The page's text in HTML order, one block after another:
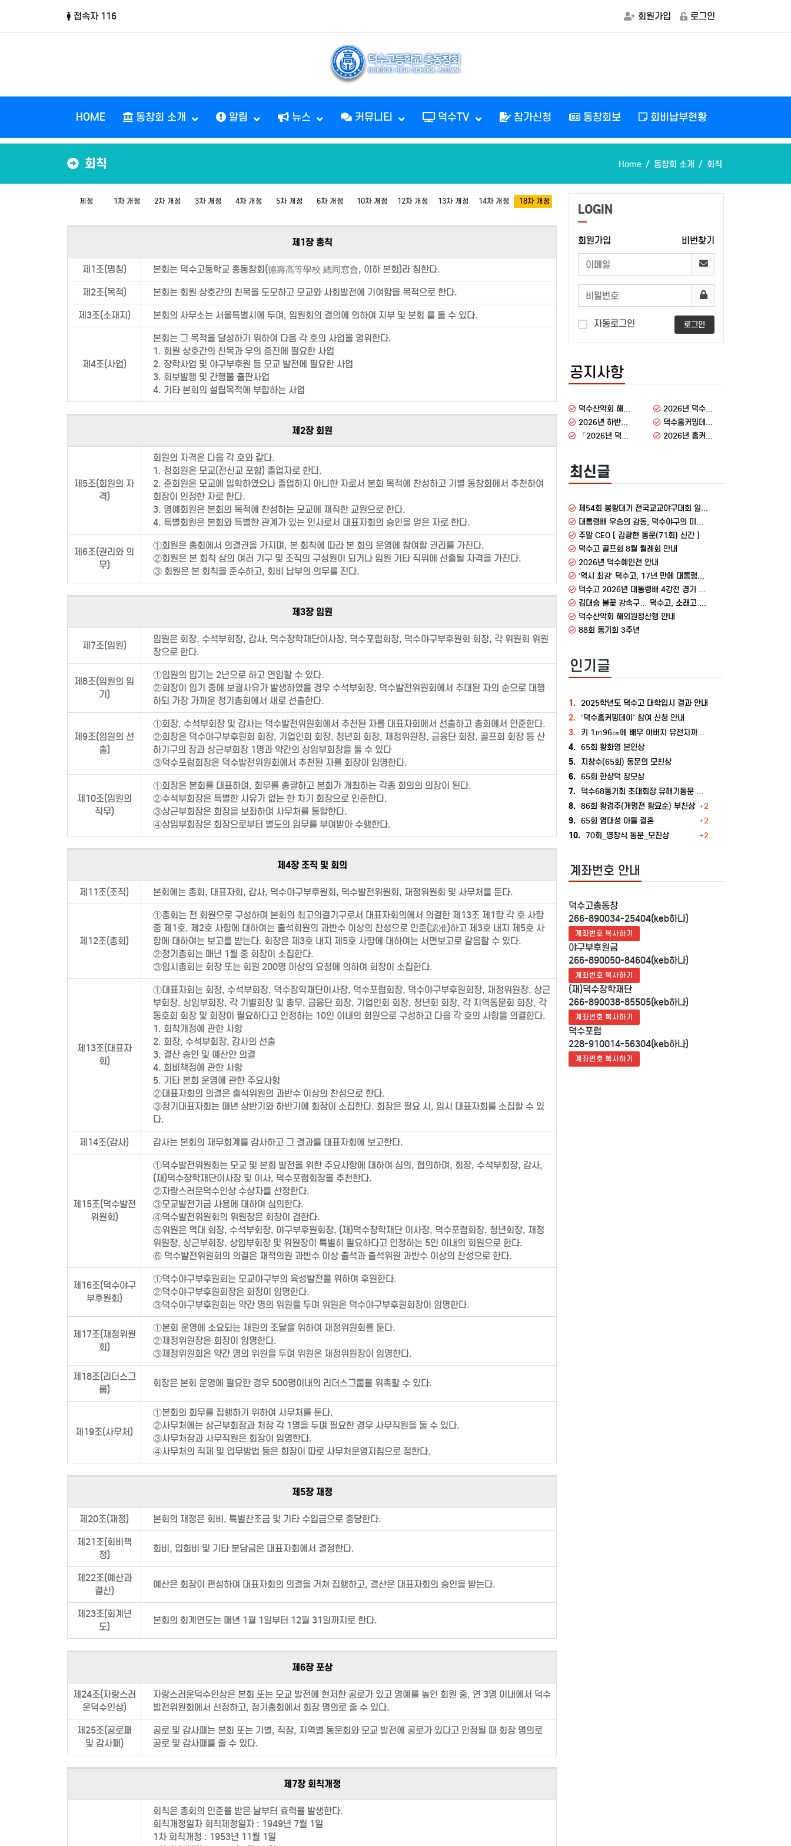
접속자 116 회원가입 로그인
HOME 동창회 소개 알림 뉴스 커뮤니티 덕수TV 참가신청 동창회보 회비납부현황
회칙 Home 동창회 소개 회칙
제정 1차 개정 2차 개정 3차 개정 4차 개정 5차 개정 6차 개정 10차 개정 12차 개정 13차 개정 14차 개정 18차 개정
제1장 총칙
제1조(명칭) 본회는 덕수고등학교 총동창회(德壽高等學校 總同窓會, 이하 본회)라 칭한다.
제2조(목적) 본회는 회원 상호간의 친목을 도모하고 모교와 사회발전에 기여함을 목적으로 한다.
제3조(소재지) 본회의 사무소는 서울특별시에 두며, 임원회의 결의에 의하여 지부 및 분회 를 둘 수 있다.
제4조(사업)
본회는 그 목적을 달성하기 위하여 다음 각 호의 사업을 영위한다.
1. 회원 상호간의 친목과 우의 증진에 필요한 사업
2. 장학사업 및 야구부후원 등 모교 발전에 필요한 사업
3. 회보발행 및 간행물 출판사업
4. 기타 본회의 설립목적에 부합하는 사업
제2장 회원
제5조(회원의 자
격)
회원의 자격은 다음 각 호와 같다.
1. 정회원은 모교(전신교 포함) 졸업자로 한다.
2. 준회원은 모교에 입학하였으나 졸업하지 아니한 자로서 본회 목적에 찬성하고 기별 동창회에서 추천하여
회장이 인정한 자로 한다.
3. 명예회원은 본회의 목적에 찬성하는 모교에 재직한 교원으로 한다.
4. 특별회원은 본회와 특별한 관계가 있는 인사로서 대표자회의 승인을 얻은 자로 한다.
제6조(권리와 의
무)
①회원은 총회에서 의결권을 가지며, 본 회칙에 따라 본 회의 운영에 참여할 권리를 가진다.
②회원은 본 회칙 상의 여러 기구 및 조직의 구성원이 되거나 임원 기타 직위에 선출될 자격을 가진다.
③ 회원은 본 회칙을 준수하고, 회비 납부의 의무를 진다.
제3장 임원
제7조(임원)
임원은 회장, 수석부회장, 감사, 덕수장학재단이사장, 덕수포럼회장, 덕수야구부후원회 회장, 각 위원회 위원
장으로 한다.
제8조(임원의 임
기)
①임원의 임기는 2년으로 하고 연임할 수 있다.
②회장이 임기 중에 보궐사유가 발생하였을 경우 수석부회장, 덕수발전위원회에서 추대된 자의 순으로 대행
하되 가장 가까운 정기총회에서 새로 선출한다.
제9조(임원의 선
출)
①회장, 수석부회장 및 감사는 덕수발전위원회에서 추천된 자를 대표자회에서 선출하고 총회에서 인준한다.
②회장은 덕수야구부후원회 회장, 기업인회 회장, 청년회 회장, 재정위원장, 금융단 회장, 골프회 회장 등 산
하기구의 장과 상근부회장 1명과 약간의 상임부회장을 둘 수 있다
③덕수포럼회장은 덕수발전위원회에서 추천된 자를 회장이 임명한다.
제10조(임원의
직무)
①회장은 본회를 대표하며, 회무를 총괄하고 본회가 개최하는 각종 회의의 의장이 된다.
②수석부회장은 특별한 사유가 없는 한 차기 회장으로 인준한다.
③상근부회장은 회장을 보좌하며 사무처를 통할한다.
④상임부회장은 회장으로부터 별도의 임무를 부여받아 수행한다.
제4장 조직 및 회의
제11조(조직) 본회에는 총회, 대표자회, 감사, 덕수야구부후원회, 덕수발전위원회, 재정위원회 및 사무처를 둔다.
제12조(총회)
①총회는 전 회원으로 구성하며 본회의 최고의결기구로서 대표자회의에서 의결한 제13조 제1항 각 호 사항
중 제1호, 제2호 사항에 대하여는 출석회원의 과반수 이상의 찬성으로 인준(認准)하고 제3호 내지 제5호 사
항에 대하여는 보고를 받는다. 회장은 제3호 내지 제5호 사항에 대하여는 서면보고로 갈음할 수 있다.
②정기총회는 매년 1월 중 회장이 소집한다.
③임시총회는 회장 또는 회원 200명 이상의 요청에 의하여 회장이 소집한다.
제13조(대표자
회)
①대표자회는 회장, 수석부회장, 덕수장학재단이사장, 덕수포럼회장, 덕수야구부후원회장, 재정위원장, 상근
부회장, 상임부회장, 각 기별회장 및 총무, 금융단 회장, 기업인회 회장, 청년회 회장, 각 지역동문회 회장, 각
동호회 회장 및 회장이 필요하다고 인정하는 10인 이내의 회원으로 구성하고 다음 각 호의 사항을 의결한다.
1. 회칙개정에 관한 사항
2. 회장, 수석부회장, 감사의 선출
3. 결산 승인 및 예산안 의결
4. 회비책정에 관한 사항
5. 기타 본회 운영에 관한 주요사항
②대표자회의 의결은 출석위원의 과반수 이상의 찬성으로 한다.
③정기대표자회는 매년 상반기와 하반기에 회장이 소집한다. 회장은 필요 시, 임시 대표자회를 소집할 수 있
다.
제14조(감사) 감사는 본회의 재무회계를 감사하고 그 결과를 대표자회에 보고한다.
제15조(덕수발전
위원회)
①덕수발전위원회는 모교 및 본회 발전을 위한 주요사항에 대하여 심의, 협의하며, 회장, 수석부회장, 감사,
(재)덕수장학재단이사장 및 이사, 덕수포럼회장을 추천한다.
②자랑스러운덕수인상 수상자를 선정한다.
③모교발전기금 사용에 대하여 심의한다.
④덕수발전위원회의 위원장은 회장이 겸한다.
⑤위원은 역대 회장, 수석부회장, 야구부후원회장, (재)덕수장학재단 이사장, 덕수포럼회장, 청년회장, 재정
위원장, 상근부회장, 상임부회장 및 위원장이 특별히 필요하다고 인정하는 5인 이내의 회원으로 한다.
⑥ 덕수발전위원회의 의결은 재적의원 과반수 이상 출석과 출석위원 과반수 이상의 찬성으로 한다.
제16조(덕수야구
부후원회)
①덕수야구부후원회는 모교야구부의 육성발전을 위하여 후원한다.
②덕수야구부후원회장은 회장이 임명한다.
③덕수야구부후원회는 약간 명의 위원을 두며 위원은 덕수야구부후원회장이 임명한다.
제17조(재정위원
회)
①본회 운영에 소요되는 재원의 조달을 위하여 재정위원회를 둔다.
②재정위원장은 회장이 임명한다.
③재정위원회은 약간 명의 위원을 두며 위원은 재정위원장이 임명한다.
제18조(리더스그
룹)
회장은 본회 운영에 필요한 경우 500명이내의 리더스그룹을 위촉할 수 있다.
제19조(사무처)
①본회의 회무를 집행하기 위하여 사무처를 둔다.
②사무처에는 상근부회장과 처장 각 1명을 두며 필요한 경우 사무직원을 둘 수 있다.
③사무처장과 사무직원은 회장이 임명한다.
④사무처의 직제 및 업무방법 등은 회장이 따로 사무처운영지침으로 정한다.
제5장 재정
제20조(재정) 본회의 재정은 회비, 특별찬조금 및 기타 수입금으로 충당한다.
제21조(회비책
정)
회비, 입회비 및 기타 분담금은 대표자회에서 결정한다.
제22조(예산과
결산)
예산은 회장이 편성하여 대표자회의 의결을 거쳐 집행하고, 결산은 대표자회의 승인을 받는다.
제23조(회계년
도)
본회의 회계연도는 매년 1월 1일부터 12월 31일까지로 한다.
제6장 포상
제24조(자랑스러
운덕수인상)
자랑스러운덕수인상은 본회 또는 모교 발전에 현저한 공로가 있고 명예를 높인 회원 중, 연 3명 이내에서 덕수
발전위원회에서 선정하고, 정기총회에서 회장 명의로 줄 수 있다.
제25조(공로패
및 감사패)
공로 및 감사패는 본회 또는 기별, 직장, 지역별 동문회와 모교 발전에 공로가 있다고 인정될 때 회장 명의로
공로 및 감사패를 줄 수 있다.
제7장 회칙개정
회칙은 총회의 인준을 받은 날부터 효력을 발생한다.
회칙개정일자 회칙제정일자 : 1949년 7월 1일
1차 회칙개정 : 1953년 11월 1일
LOGIN
회원가입 비번찾기
자동로그인 로그인
공지사항
덕수산악회 해외원정산행 안내
2026년 하반기 총동창회 주요행사
「2026년 덕수홈커밍데이」 동문 설문조사 결과
2026년 덕수홈커밍데이 감사 인사
덕수홈커밍데이 행사 안내
2026년 홈커밍데이에 동문 여러분을 초대합니다
최신글
제54회 봉황대기 전국교교야구대회 일정 안내
대통령배 우승의 감동, 덕수야구의 미래를 함께 만들어 주십시오
주말 CEO [ 김광현 동문(71회) 신간 ]
덕수고 골프회 8월 월례회 안내
2026년 덕수예인전 안내
‘역시 최강’ 덕수고, 17년 만에 대통령배 우승…포수 설재민 눈물의 MVP
덕수고 2026년 대통령배 4강전 경기 안내
김대승 불꽃 강속구… 덕수고, 소래고 꺾고 대통령배 4강행
덕수산악회 해외원정산행 안내
88회 동기회 3주년
인기글
1. 2025학년도 덕수고 대학입시 결과 안내
2. “덕수홈커밍데이” 참여 신청 안내
3.
키 1ｍ96㎝에 배우 아버지 유전자까지…덕수고 승리 이끈 유희동
4. 65회 황화영 본인상
5. 지창수(65회) 동문의 모친상
6. 65회 한상덕 장모상
7.
덕수68동기회 초대회장 유해기동문 빙모상
8. 86회 황경주(개명전 황묘순) 부친상 +2
9. 65회 염대성 아들 결혼
+2
10. 70회_명창식 동문_모친상 +2
계좌번호 안내
덕수고총동창
266-890034-25404(keb하나)
계좌번호 복사하기
야구부후원금
266-890050-84604(keb하나)
계좌번호 복사하기
(재)덕수장학재단
266-890038-85505(keb하나)
계좌번호 복사하기
덕수포럼
228-910014-56304(keb하나)
계좌번호 복사하기